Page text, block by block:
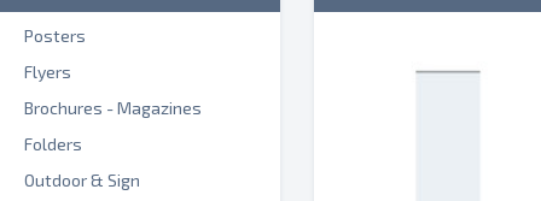
Posters
Flyers
Brochures - Magazines
Folders
Outdoor & Sign